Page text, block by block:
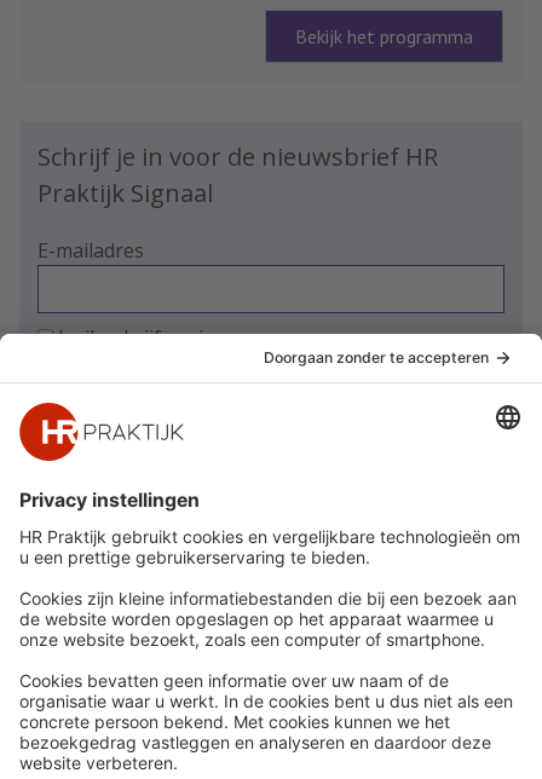
Bekijk het programma
Schrijf je in voor de nieuwsbrief HR
Praktijk Signaal
E-mailadres
Ja, ik schrijf me in
Snel naar
Nieuws
Whitepapers
Webinars
Word lid
Contact
Meer
HR Academy
HR Podcast
CHRO
HR Day